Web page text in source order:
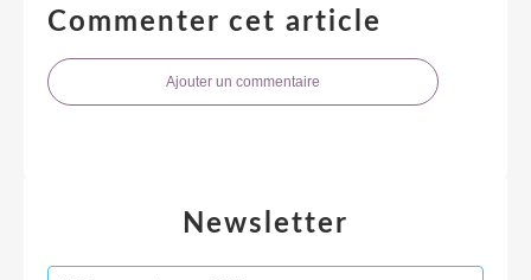
Commenter cet article
Ajouter un commentaire
Newsletter